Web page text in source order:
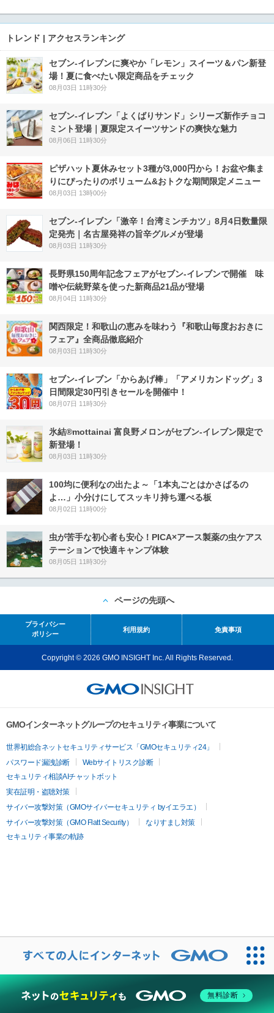
トレンド | アクセスランキング
セブン‐イレブンに爽やか「レモン」スイーツ＆パン新登
場！夏に食べたい限定商品をチェック
08月03日 11時30分
セブン‐イレブン「よくばりサンド」シリーズ新作チョコ
ミント登場｜夏限定スイーツサンドの爽快な魅力
08月06日 11時30分
ピザハット夏休みセット3種が3,000円から！お盆や集ま
りにぴったりのボリューム&おトクな期間限定メニュー
08月03日 13時00分
セブン-イレブン「激辛！台湾ミンチカツ」8月4日数量限
定発売｜名古屋発祥の旨辛グルメが登場
08月03日 11時30分
長野県150周年記念フェアがセブン-イレブンで開催 味
噌や伝統野菜を使った新商品21品が登場
08月04日 11時30分
関西限定！和歌山の恵みを味わう『和歌山毎度おおきに
フェア』全商品徹底紹介
08月03日 11時30分
セブン‐イレブン「からあげ棒」「アメリカンドッグ」3
日間限定30円引きセールを開催中！
08月07日 11時30分
氷結®mottainai 富良野メロンがセブン‐イレブン限定で
新登場！
08月03日 11時30分
100均に便利なの出たよ～「1本丸ごとはかさばるの
よ…」小分けにしてスッキリ持ち運べる板
08月02日 11時00分
虫が苦手な初心者も安心！PICA×アース製薬の虫ケアス
テーションで快適キャンプ体験
08月05日 11時30分
ページの先頭へ
プライバシー
ポリシー
利用規約 免責事項
Copyright © 2026 GMO INSIGHT Inc. All Rights Reserved.
GMOインターネットグループのセキュリティ事業について
世界初総合ネットセキュリティサービス「GMOセキュリティ24」
パスワード漏洩診断
Webサイトリスク診断
セキュリティ相談AIチャットボット
実在証明・盗聴対策
サイバー攻撃対策（GMOサイバーセキュリティ byイエラエ）
サイバー攻撃対策（GMO Flatt Security）
なりすまし対策
セキュリティ事業の軌跡
無料診断